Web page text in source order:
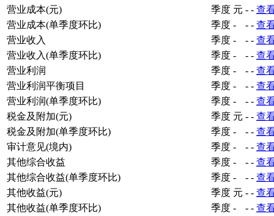
营业成本(元)
季度 元 - - 查
营业成本(单季度环比)
季度 - - - 查
营业收入
季度 - - - 查
营业收入(单季度环比)
季度 - - - 查
营业利润
季度 - - - 查
营业利润平衡项目
季度 - - - 查
营业利润(单季度环比)
季度 - - - 查
税金及附加(元)
季度 元 - - 查
税金及附加(单季度环比)
季度 - - - 查
审计意见(境内)
季度 - - - 查
其他综合收益
季度 - - - 查
其他综合收益(单季度环比)
季度 - - - 查
其他收益(元)
季度 元 - - 查
其他收益(单季度环比)
季度 - - - 查